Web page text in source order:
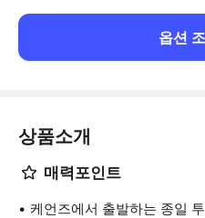
옵션
상품소개
매력포인트
케언즈에서 출발하는 종일